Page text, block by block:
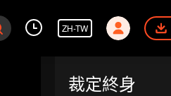
ZH-TW
裁定終身